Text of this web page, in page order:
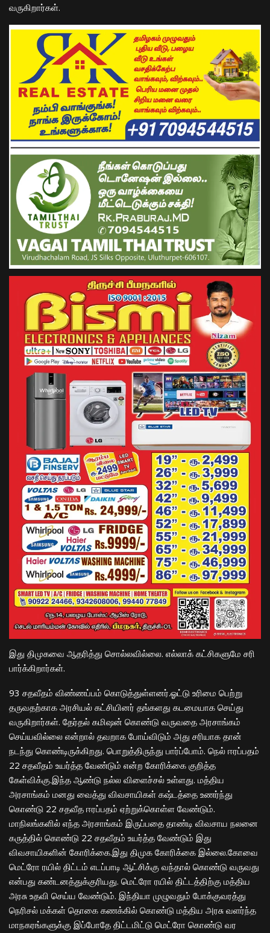
வருகிறார்கள்.
இது திமுகவை ஆதரித்து சொல்லவில்லை. எல்லாக் கட்சிகளுமே சரி
பார்க்கிறார்கள்.
93 சதவீதம் விண்ணப்பம் கொடுத்துள்ளனர்.ஓட்டு உரிமை பெற்று
தருவதற்காக அரசியல் கட்சியினர் தங்களது கடமையாக செய்து
வருகிறார்கள். தேர்தல் கமிஷன் கொண்டு வருவதை அரசாங்கம்
செய்யவில்லை என்றால் தவறாக போய்விடும் அது சரியாக தான்
நடந்து கொண்டிருக்கிறது. பொறுத்திருந்து பார்ப்போம். நெல் ஈரப்பதம்
22 சதவீதம் உயர்த்த வேண்டும் என்ற கோரிக்கை குறித்த
கேள்விக்கு.இந்த ஆண்டு நல்ல விளைச்சல் உள்ளது. மத்திய
அரசாங்கம் மனது வைத்து விவசாயிகள் கஷ்டத்தை உணர்ந்து
கொண்டு 22 சதவீத ஈரப்பதம் ஏற்றுக்கொள்ள வேண்டும்.
மாநிலங்களில் எந்த அரசாங்கம் இருப்பதை தாண்டி விவசாய நலனை
கருத்தில் கொண்டு 22 சதவீதம் உயர்த்த வேண்டும் இது
விவசாயிகளின் கோரிக்கை.இது திமுக கோரிக்கை இல்லை.கோவை
மெட்ரோ ரயில் திட்டம் எடப்பாடி ஆட்சிக்கு வந்தால் கொண்டு வருவது
என்பது கண்டனத்துக்குரியது. மெட்ரோ ரயில் திட்டத்திற்கு மத்திய
அரசு உதவி செய்ய வேண்டும். இந்தியா முழுவதும் போக்குவரத்து
நெரிசல் ‌மக்கள் தொகை கணக்கில் கொண்டு மத்திய அரசு வளர்ந்த
மாநகரங்களுக்கு இப்போதே திட்டமிட்டு மெட்ரோ கொண்டு வர